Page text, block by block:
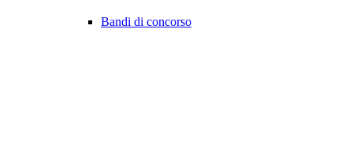
Bandi di concorso